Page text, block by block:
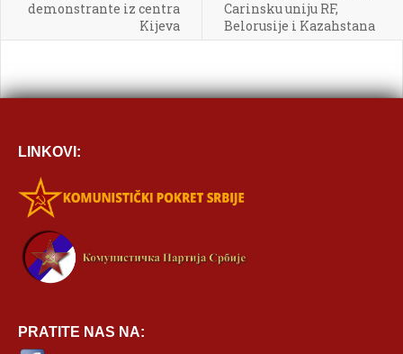
[BBCODE]
demonstrante iz centra
Kijeva
Carinsku uniju RF,
Belorusije i Kazahstana
LINKOVI:
PRATITE NAS NA: